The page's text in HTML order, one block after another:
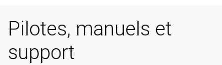
Pilotes, manuels et
support